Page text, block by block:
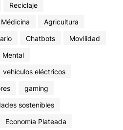
Reciclaje
Médicina
Agricultura
Chatbots
Movilidad
Mental
vehículos eléctricos
gaming
sostenibles
Economía Plateada